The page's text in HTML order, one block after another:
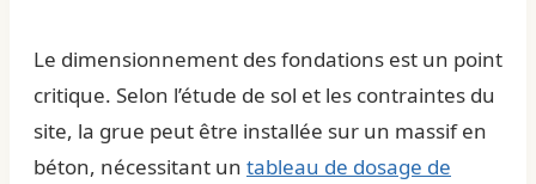
Le dimensionnement des fondations est un point
critique. Selon l’étude de sol et les contraintes du
site, la grue peut être installée sur un massif en
béton, nécessitant un tableau de dosage de